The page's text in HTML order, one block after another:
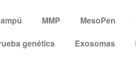
MMP MesoPen
genética
Exosomas